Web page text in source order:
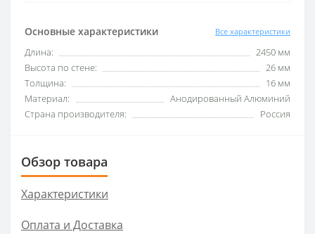
Основные характеристики Все характеристики
Длина:
2450 мм
Высота по стене:
26 мм
Толщина:
16 мм
Материал:
Анодированный Алюминий
Страна производителя:
Россия
Обзор товара
Характеристики
Оплата и Доставка